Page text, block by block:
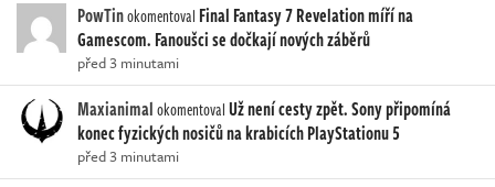
PowTinokomentoval Final Fantasy 7 Revelation míří na
Gamescom. Fanoušci se dočkají nových záběrů
před 3 minutami
MaxianimalokomentovalUž není cesty zpět. Sony připomíná
konec fyzických nosičů na krabicích PlayStationu 5
před 3 minutami